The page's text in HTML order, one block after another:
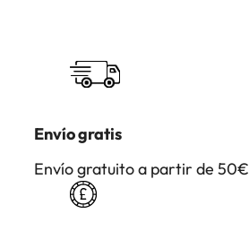
Envío gratis
Envío gratuito a partir de 50€